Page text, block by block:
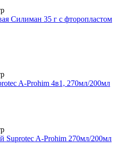
Силиман 35 г с фторопластом
A-Prohim 4в1, 270мл/200мл
Suprotec A-Prohim 270мл/200мл